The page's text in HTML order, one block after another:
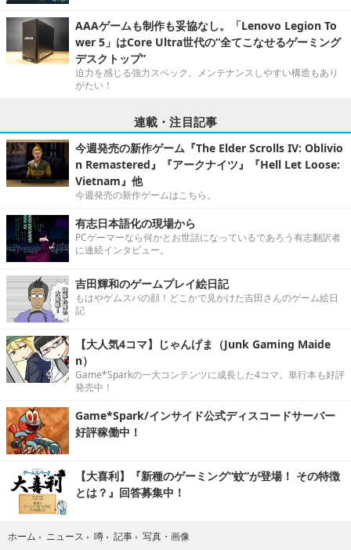
AAAゲームも制作も妥協なし。「Lenovo Legion To
wer 5」はCore Ultra世代の“全てこなせるゲーミング
デスクトップ”
迫力を感じる強力スペック。メンテナンスしやすい構造もあり
がたい！
連載・注目記事
今週発売の新作ゲーム『The Elder Scrolls IV: Oblivio
n Remastered』『アークナイツ』『Hell Let Loose:
Vietnam』他
今週発売の新作ゲームはこちら。
有志日本語化の現場から
PCゲーマーなら何かとお世話になっているであろう有志翻訳者
に連続インタビュー。
吉田輝和のゲームプレイ絵日記
もはやゲムスパの顔！どこかで見かけた吉田さんのゲーム絵日
記
【大人気4コマ】じゃんげま（Junk Gaming Maide
n）
Game*Sparkの一大コンテンツに成長した4コマ。単行本も好評
発売中！
Game*Spark/インサイド公式ディスコードサーバー
好評稼働中！
【大喜利】『新種のゲーミング“蚊”が登場！ その特徴
とは？』回答募集中！
ホーム › ニュース › 噂 › 記事 › 写真・画像